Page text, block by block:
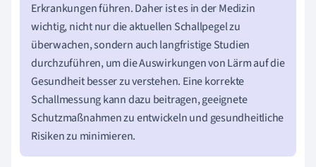
Erkrankungen führen. Daher ist es in der Medizin
wichtig, nicht nur die aktuellen Schallpegel zu
überwachen, sondern auch langfristige Studien
durchzuführen, um die Auswirkungen von Lärm auf die
Gesundheit besser zu verstehen. Eine korrekte
Schallmessung kann dazu beitragen, geeignete
Schutzmaßnahmen zu entwickeln und gesundheitliche
Risiken zu minimieren.